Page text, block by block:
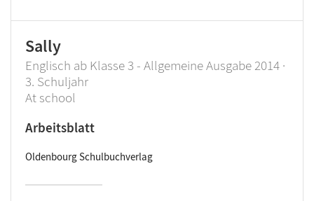
Sally
Englisch ab Klasse 3 - Allgemeine Ausgabe 2014 ·
3. Schuljahr
At school
Arbeitsblatt
Oldenbourg Schulbuchverlag